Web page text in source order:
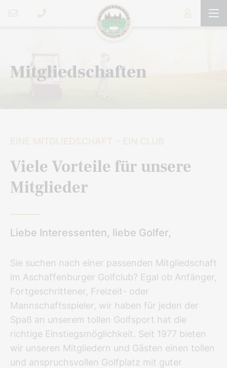
Mitgliedschaften
EINE MITGLIEDSCHAFT – EIN CLUB
Viele Vorteile für unsere
Mitglieder
Liebe Interessenten, liebe Golfer,
Sie suchen nach einer passenden Mitgliedschaft
im Aschaffenburger Golfclub? Egal ob Anfänger,
Fortgeschrittener, Freizeit- oder
Mannschaftsspieler, wir haben für jeden der
Spaß an unserem tollen Golfsport hat die
richtige Einstiegsmöglichkeit. Seit 1977 bieten
wir unseren Mitgliedern und Gästen einen tollen
und anspruchsvollen Golfplatz mit guter